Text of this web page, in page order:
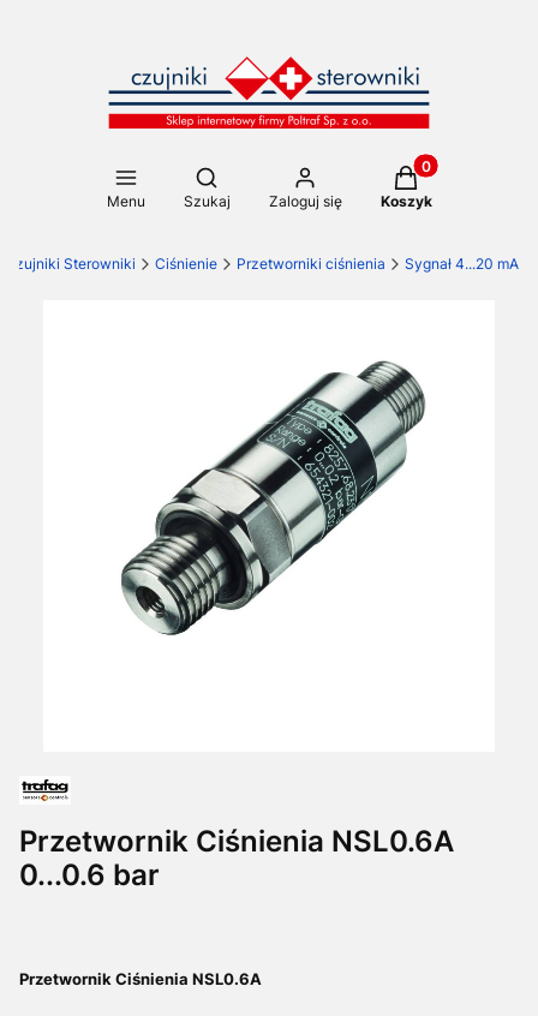
Menu
Otwórz wyszukiwarkę
Szukaj Zaloguj się
Produkty w
Koszyk
Czujniki Sterowniki Ciśnienie Przetworniki ciśnienia Sygnał 4...20 mA
Przetwornik Ciśnienia NSL0.6A
0...0.6 bar
Przetwornik Ciśnienia NSL0.6A